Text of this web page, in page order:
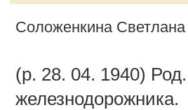
Соложенкина
(р. 28. 04. 1940)
железнодорожника.